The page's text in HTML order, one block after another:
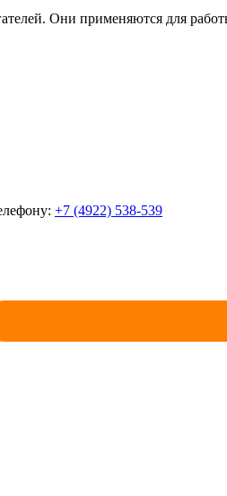
Они применяются для работы
+7 (4922) 538-539